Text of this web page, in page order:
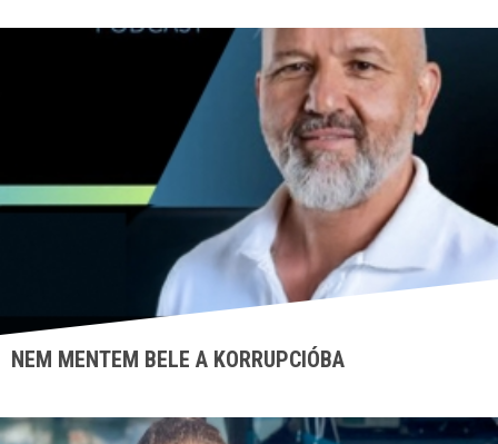
NEM MENTEM BELE A KORRUPCIÓBA